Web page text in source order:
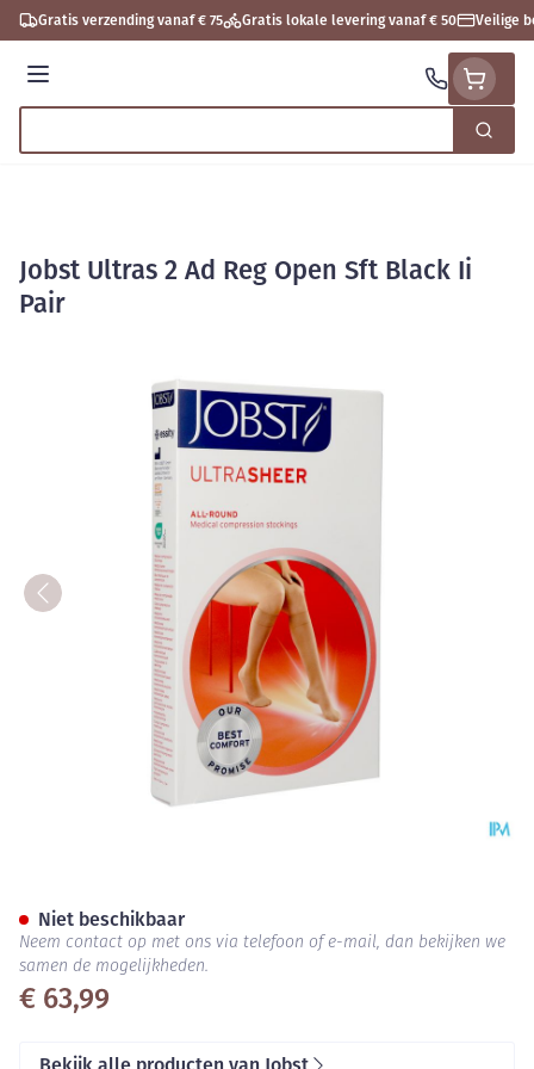
Ga naar de inhoud
Gratis verzending vanaf € 75 Gratis lokale levering vanaf € 50 Veilige
Menu
Zoek
Jobst Ultras 2 Ad Reg Open Sft Black Ii
Pair
€ 63,99
Niet beschikbaar
Neem contact op met ons via telefoon of e-mail, dan bekijken we
samen de mogelijkheden.